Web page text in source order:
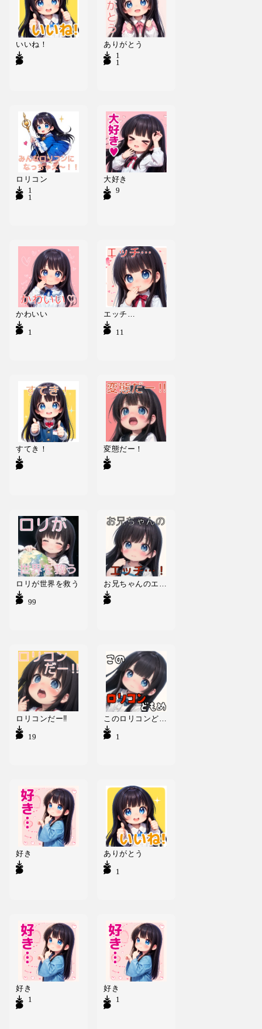
いいね！ ありがとう
21
1543
ロリコン
10
152
大好き
9
かわいい
431
エッチ…
112
すてき！ 変態だー！
ロリが世界を救う
99
お兄ちゃんのエッチ…！
ロリコンだー‼︎
19
このロリコンどもめ
17
好き ありがとう
41
好き
1
好き
1